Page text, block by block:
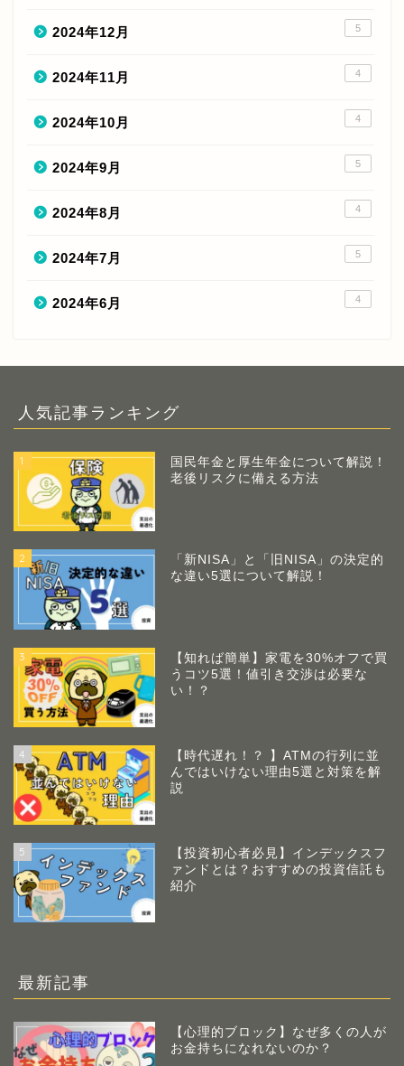
2024年12月 5
2024年11月 4
2024年10月 4
2024年9月 5
2024年8月 4
2024年7月 5
2024年6月 4
人気記事ランキング
1
国民年金と厚生年金について解説！
老後リスクに備える方法
2
「新NISA」と「旧NISA」の決定的
な違い5選について解説！
3
【知れば簡単】家電を30%オフで買
うコツ5選！値引き交渉は必要な
い！？
4
【時代遅れ！？ 】ATMの行列に並
んではいけない理由5選と対策を解
説
5
【投資初心者必見】インデックスフ
ァンドとは？おすすめの投資信託も
紹介
最新記事
【心理的ブロック】なぜ多くの人が
お金持ちになれないのか？